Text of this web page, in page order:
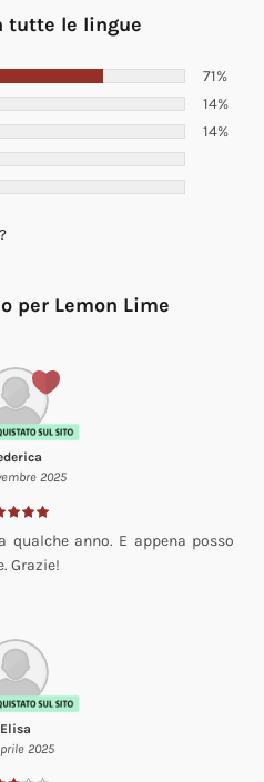
tutte le lingue
71%
14%
14%
per Lemon Lime
2025
qualche anno. E appena posso
Grazie!
Elisa
2025